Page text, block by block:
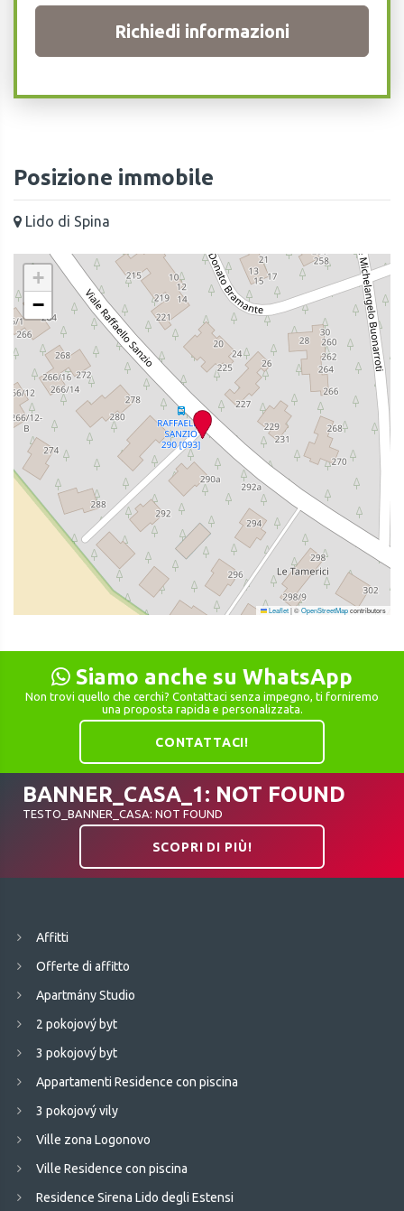
Richiedi informazioni
Posizione immobile
Lido di Spina
+
−
Leaflet|©OpenStreetMapcontributors
Siamo anche su WhatsApp
Non trovi quello che cerchi? Contattaci senza impegno, ti forniremo
una proposta rapida e personalizzata.
CONTATTACI!
BANNER_CASA_1: NOT FOUND
TESTO_BANNER_CASA: NOT FOUND
SCOPRI DI PIÙ!
Affitti
Offerte di affitto
Apartmány Studio
2 pokojový byt
3 pokojový byt
Appartamenti Residence con piscina
3 pokojový vily
Ville zona Logonovo
Ville Residence con piscina
Residence Sirena Lido degli Estensi